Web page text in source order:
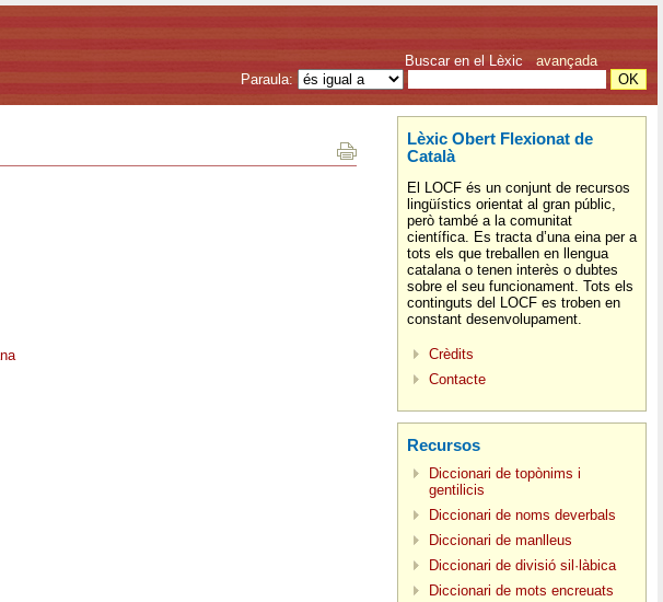
Buscar en el Lèxic avançada
Paraula:
Lèxic Obert Flexionat de
Català
El LOCF és un conjunt de recursos
lingüístics orientat al gran públic,
però també a la comunitat
científica. Es tracta d’una eina per a
tots els que treballen en llengua
catalana o tenen interès o dubtes
sobre el seu funcionament. Tots els
continguts del LOCF es troben en
constant desenvolupament.
Crèdits
Contacte
Recursos
Diccionari de topònims i
gentilicis
Diccionari de noms deverbals
Diccionari de manlleus
Diccionari de divisió sil·làbica
Diccionari de mots encreuats